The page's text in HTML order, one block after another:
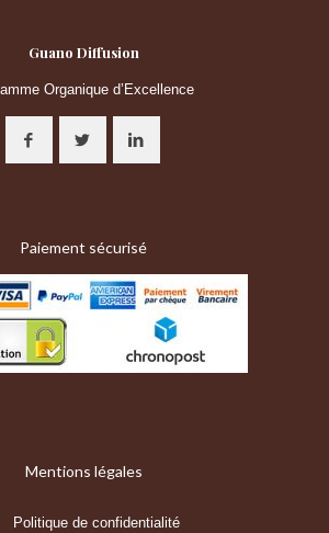
Guano Diffusion
Organique d’Excellence
Paiement sécurisé
Mentions légales
Politique de confidentialité